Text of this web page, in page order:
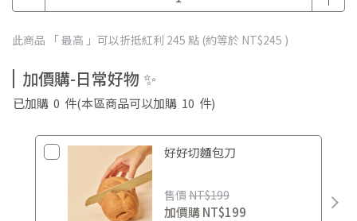
此商品 「 最高 」可以折抵紅利 245 點 (約等於 NT$245 )
加價購-日常好物 ✨
已加購 0 件(本區商品可以加購 10 件)
好好切麵包刀
售價 NT$199
加價購NT$199